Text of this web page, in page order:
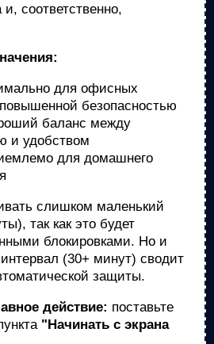
и, соответственно,
для офисных
безопасностью
баланс между
и удобством
для домашнего
слишком маленький
так как это будет
блокировками. Но и
(30+ минут) сводит
защиты.
действие: поставьте
"Начинать с экрана